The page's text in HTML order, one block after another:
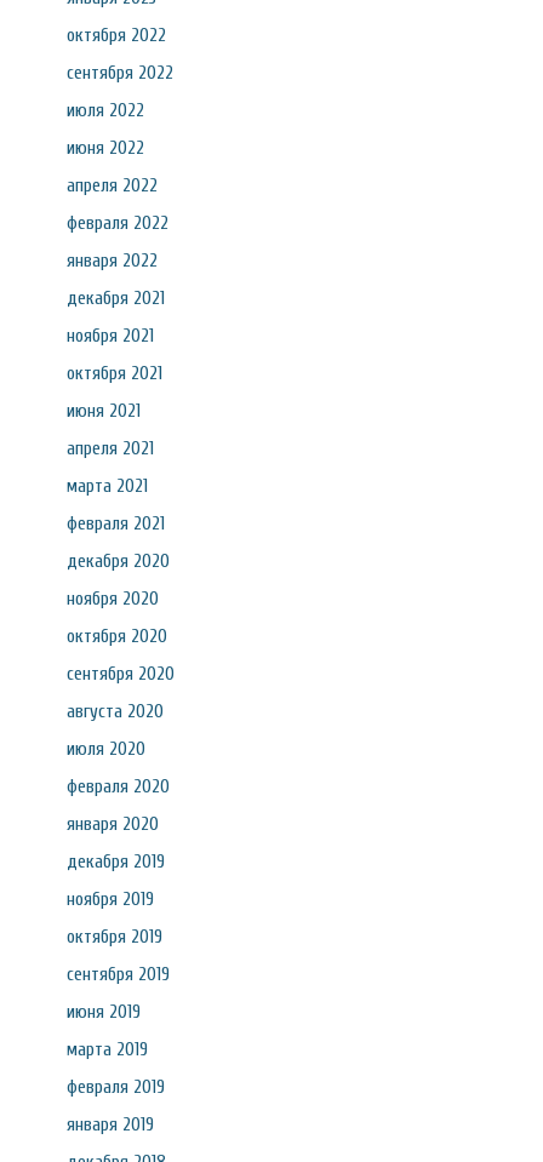
октября 2022
сентября 2022
июля 2022
июня 2022
апреля 2022
февраля 2022
января 2022
декабря 2021
ноября 2021
октября 2021
июня 2021
апреля 2021
марта 2021
февраля 2021
декабря 2020
ноября 2020
октября 2020
сентября 2020
августа 2020
июля 2020
февраля 2020
января 2020
декабря 2019
ноября 2019
октября 2019
сентября 2019
июня 2019
марта 2019
февраля 2019
января 2019